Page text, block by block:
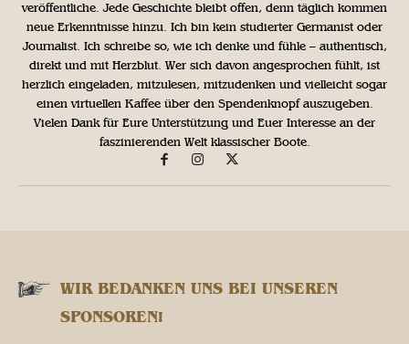
veröffentliche. Jede Geschichte bleibt offen, denn täglich kommen
neue Erkenntnisse hinzu. Ich bin kein studierter Germanist oder
Journalist. Ich schreibe so, wie ich denke und fühle – authentisch,
direkt und mit Herzblut. Wer sich davon angesprochen fühlt, ist
herzlich eingeladen, mitzulesen, mitzudenken und vielleicht sogar
einen virtuellen Kaffee über den Spendenknopf auszugeben.
Vielen Dank für Eure Unterstützung und Euer Interesse an der
faszinierenden Welt klassischer Boote.
WIR BEDANKEN UNS BEI UNSEREN
SPONSOREN!